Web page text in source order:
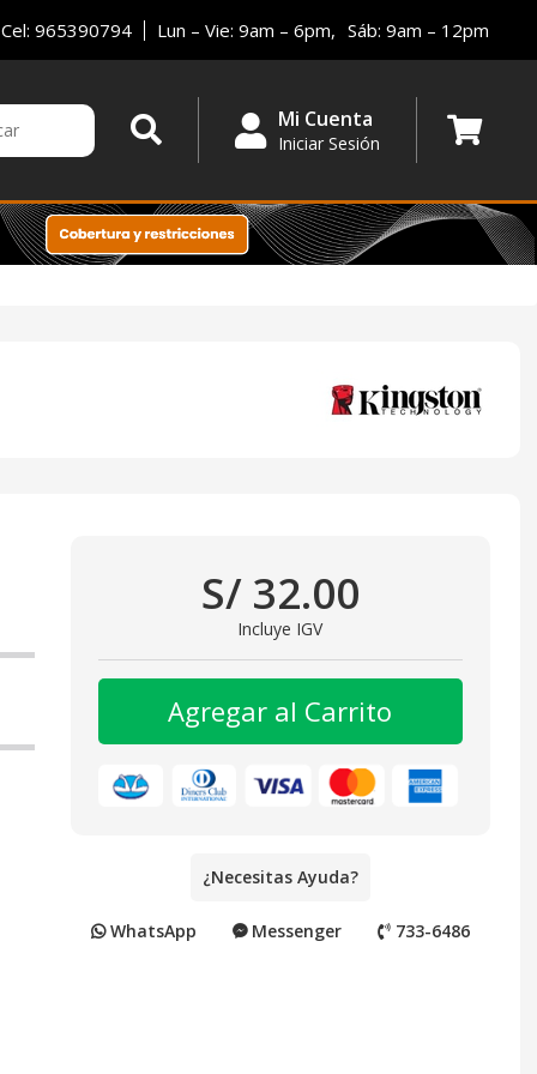
Cel: 965390794 Lun – Vie: 9am – 6pm, Sáb: 9am – 12pm
Mi Cuenta
Iniciar Sesión
S/ 32.00
Incluye IGV
Agregar al Carrito
¿Necesitas Ayuda?
WhatsApp Messenger 733-6486